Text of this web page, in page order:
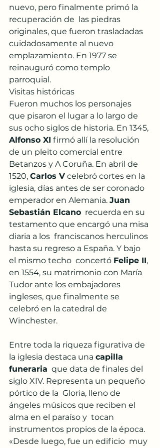
nuevo, pero finalmente primó la
recuperación de  las piedras
originales, que fueron trasladadas
cuidadosamente al nuevo
emplazamiento. En 1977 se
reinauguró como templo
parroquial.
Visitas históricas
Fueron muchos los personajes
que pisaron el lugar a lo largo de
sus ocho siglos de historia. En 1345,
Alfonso XI firmó allí la resolución
de un pleito comercial entre
Betanzos y A Coruña. En abril de
1520, Carlos V celebró cortes en la
iglesia, días antes de ser coronado
emperador en Alemania. Juan
Sebastián Elcano
  recuerda en su
testamento que encargó una misa
diaria a los  franciscanos herculinos
hasta su regreso a España. Y bajo
el mismo techo  concertó Felipe II,
en 1554, su matrimonio con María
Tudor ante los embajadores
ingleses, que finalmente se
celebró en la catedral de
Winchester.
Entre toda la riqueza figurativa de
la iglesia destaca una capilla
funeraria
  que data de finales del
siglo XIV. Representa un pequeño
pórtico de la  Gloria, lleno de
ángeles músicos que reciben el
alma en el paraíso y  tocan
instrumentos propios de la época.
«Desde luego, fue un edificio  muy